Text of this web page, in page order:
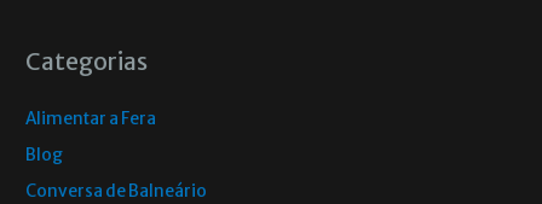
Categorias
Alimentar a Fera
Blog
Conversa de Balneário